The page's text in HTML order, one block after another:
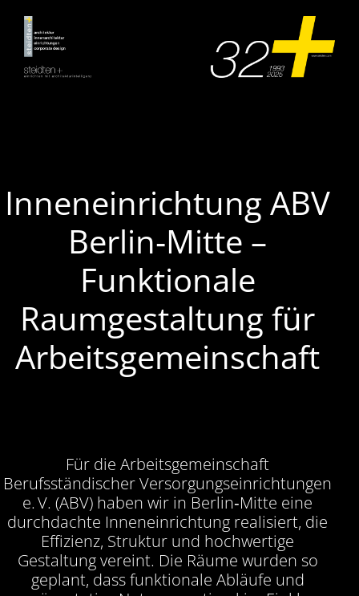
Inhalt
springen
Inneneinrichtung ABV
Berlin‑Mitte –
Funktionale
Raumgestaltung für
Arbeitsgemeinschaft
Für die Arbeitsgemeinschaft
Berufsständischer Versorgungseinrichtungen
e. V. (ABV) haben wir in Berlin‑Mitte eine
durchdachte Inneneinrichtung realisiert, die
Effizienz, Struktur und hochwertige
Gestaltung vereint. Die Räume wurden so
geplant, dass funktionale Abläufe und